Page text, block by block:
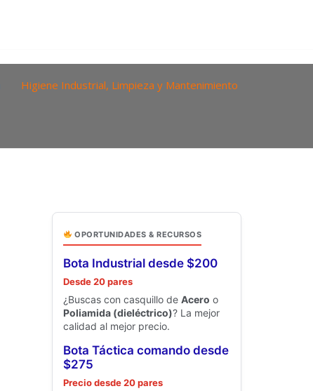
Higiene Industrial, Limpieza y Mantenimiento
OPORTUNIDADES & RECURSOS
Bota Industrial desde $200
Desde 20 pares
¿Buscas con casquillo de Acero o
Poliamida (dieléctrico)? La mejor
calidad al mejor precio.
Bota Táctica comando desde
$275
Precio desde 20 pares